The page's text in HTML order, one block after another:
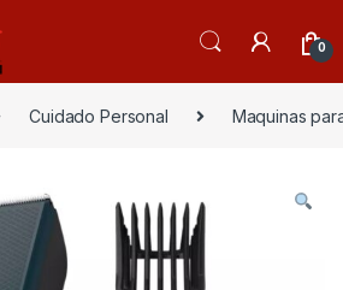
0
Cuidado Personal Maquinas